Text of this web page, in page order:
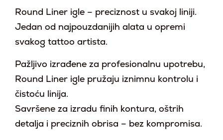
Round Liner igle – preciznost u svakoj liniji.
Jedan od najpouzdanijih alata u opremi
svakog tattoo artista.
Pažljivo izrađene za profesionalnu upotrebu,
Round Liner igle pružaju iznimnu kontrolu i
čistoću linija.
Savršene za izradu finih kontura, oštrih
detalja i preciznih obrisa – bez kompromisa.